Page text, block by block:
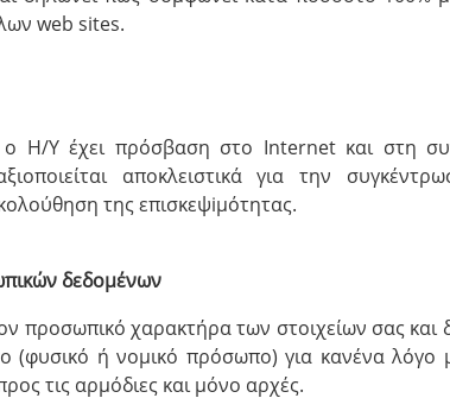
web sites.
Η/Υ έχει πρόσβαση στο Internet και στη
αποκλειστικά για την
της επισκεψiμότητας.
δεδομένων
προσωπικό χαρακτήρα των στοιχείων σας και
(φυσικό ή νομικό πρόσωπο) για κανένα λόγο
τις αρμόδιες και μόνο αρχές.